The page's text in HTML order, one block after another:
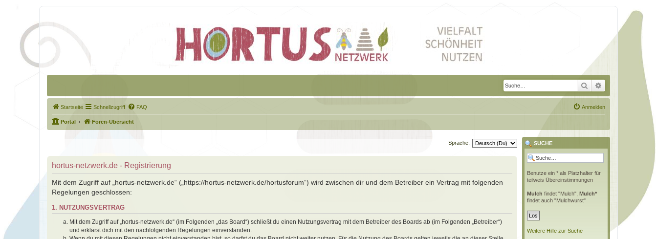
Suche Erweiterte Suche
Startseite Schnellzugriff FAQ Anmelden
Portal Foren-Übersicht
Sprache:
hortus-netzwerk.de - Registrierung
Mit dem Zugriff auf „hortus-netzwerk.de“ („https://hortus-netzwerk.de/hortusforum“) wird zwischen dir und dem Betreiber ein Vertrag mit folgenden
Regelungen geschlossen:
1. NUTZUNGSVERTRAG
Mit dem Zugriff auf „hortus-netzwerk.de“ (im Folgenden „das Board“) schließt du einen Nutzungsvertrag mit dem Betreiber des Boards ab (im Folgenden „Betreiber“)
und erklärst dich mit den nachfolgenden Regelungen einverstanden.
SUCHE
Benutze ein * als Platzhalter für
teilweis Übereinstimmungen
Mulch findet "Mulch", Mulch*
findet auch "Mulchwurst"
Weitere Hilfe zur Suche